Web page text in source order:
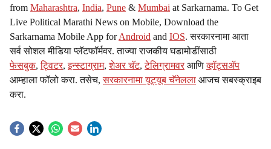
from Maharashtra, India, Pune & Mumbai at Sarkarnama. To Get
Live Political Marathi News on Mobile, Download the
Sarkarnama Mobile App forAndroid and IOS. सरकारनामा आता
सर्व सोशल मीडिया प्लॅटफॉर्मवर. ताज्या राजकीय घडामोडींसाठी
फेसबुक,ट्विटर,इन्स्टाग्राम,शेअर चॅट,टेलिग्रामवर आणिव्हॉट्सॲप
आम्हाला फॉलो करा. तसेच,सरकारनामा यूट्यूब चॅनेलला आजच सबस्क्राइब
करा.